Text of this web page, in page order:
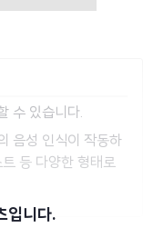
입니다.
수 있습니다.
음성 인식이 작동하
등 다양한 형태로